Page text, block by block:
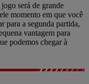
será de grande
momento em que você
para a segunda partida,
vantagem para
podemos chegar à